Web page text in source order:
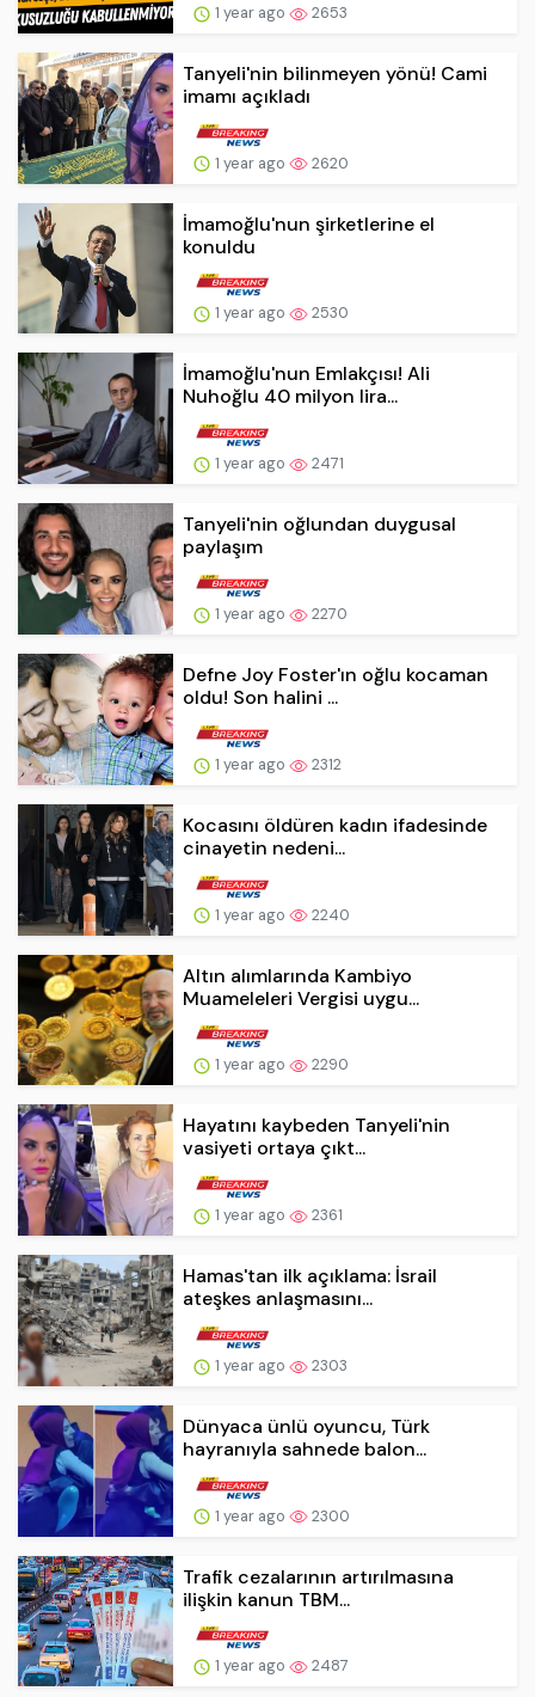
1 year ago 2653
Tanyeli'nin bilinmeyen yönü! Cami
imamı açıkladı
1 year ago 2620
İmamoğlu'nun şirketlerine el
konuldu
1 year ago 2530
İmamoğlu'nun Emlakçısı! Ali
Nuhoğlu 40 milyon lira...
1 year ago 2471
Tanyeli'nin oğlundan duygusal
paylaşım
1 year ago 2270
Defne Joy Foster'ın oğlu kocaman
oldu! Son halini ...
1 year ago 2312
Kocasını öldüren kadın ifadesinde
cinayetin nedeni...
1 year ago 2240
Altın alımlarında Kambiyo
Muameleleri Vergisi uygu...
1 year ago 2290
Hayatını kaybeden Tanyeli'nin
vasiyeti ortaya çıkt...
1 year ago 2361
Hamas'tan ilk açıklama: İsrail
ateşkes anlaşmasını...
1 year ago 2303
Dünyaca ünlü oyuncu, Türk
hayranıyla sahnede balon...
1 year ago 2300
Trafik cezalarının artırılmasına
ilişkin kanun TBM...
1 year ago 2487